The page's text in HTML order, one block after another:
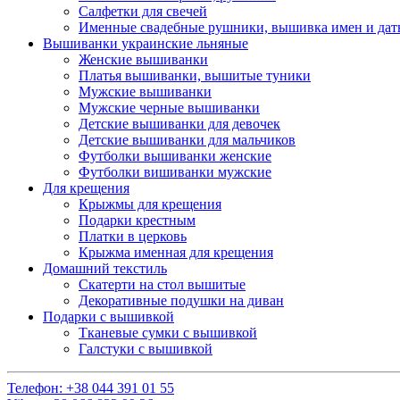
Салфетки для свечей
Именные свадебные рушники, вышивка имен и
Вышиванки украинские льняные
Женские вышиванки
Платья вышиванки, вышитые туники
Мужские вышиванки
Мужские черные вышиванки
Детские вышиванки для девочек
Детские вышиванки для мальчиков
Футболки вышиванки женские
Футболки вишиванки мужские
Для крещения
Крыжмы для крещения
Подарки крестным
Платки в церковь
Крыжма именная для крещения
Домашний текстиль
Скатерти на стол вышитые
Декоративные подушки на диван
Подарки с вышивкой
Тканевые сумки с вышивкой
Галстуки с вышивкой
Телефон: +38 044 391 01 55